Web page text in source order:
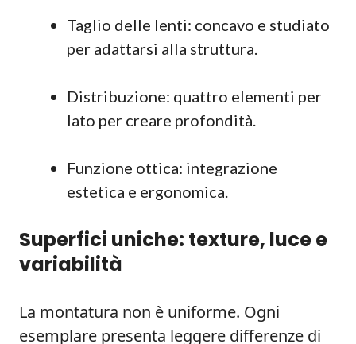
Taglio delle lenti: concavo e studiato
per adattarsi alla struttura.
Distribuzione: quattro elementi per
lato per creare profondità.
Funzione ottica: integrazione
estetica e ergonomica.
Superfici uniche: texture, luce e
variabilità
La montatura non è uniforme. Ogni
esemplare presenta leggere differenze di